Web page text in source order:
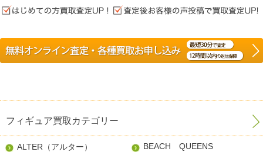
フィギュア買取カテゴリー
ALTER（アルター） BEACH QUEENS